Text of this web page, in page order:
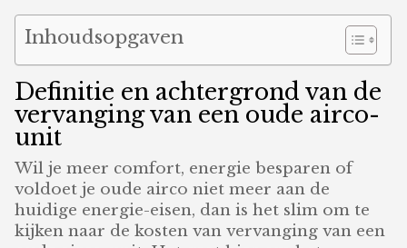
Inhoudsopgaven
Definitie en achtergrond van de
vervanging van een oude airco-
unit
Wil je meer comfort, energie besparen of
voldoet je oude airco niet meer aan de
huidige energie-eisen, dan is het slim om te
kijken naar de kosten van vervanging van een